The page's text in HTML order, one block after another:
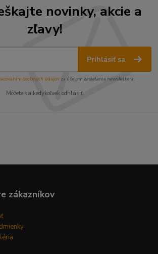
novinky, akcie a
zľavy!
Prihlásiť sa
osobných údajov za účelom zasielania newslettera.
Môžete sa kedykoľvek odhlásiť.
zákazníkov